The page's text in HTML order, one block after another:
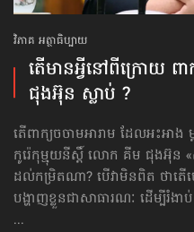
វិភាគ អត្ថាធិប្បាយ
តើមានអ្វី​នៅពីក្រោយ ព
ជុងអ៊ុន ស្លាប់ ?
តើពាក្យចចាមអារាម ដែលអះអាង
កូរ៉េកុម្មុយនីស្ដិ៍ លោក គីម ជុងអ៊ុន «
ដល់កម្រិតណា? បើវាមិនពិត ថាតើ
បង្ហាញខ្លួនជាសាធារណៈ ដើម្បីរំងា
...